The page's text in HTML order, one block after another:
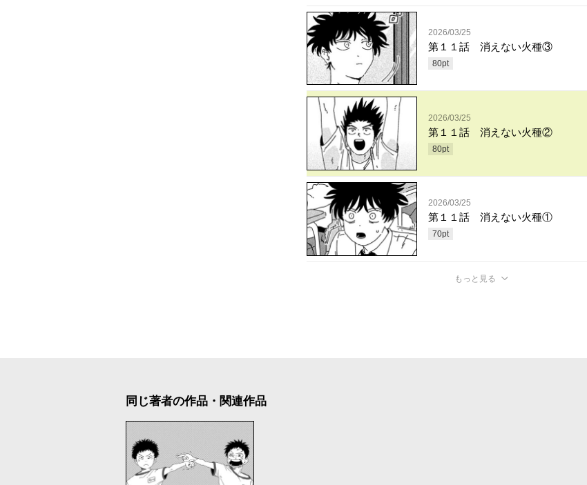
2026/03/25
第１１話 消えない火種③
80pt
2026/03/25
第１１話 消えない火種②
80pt
2026/03/25
第１１話 消えない火種①
70pt
もっと見る
同じ著者の作品・関連作品